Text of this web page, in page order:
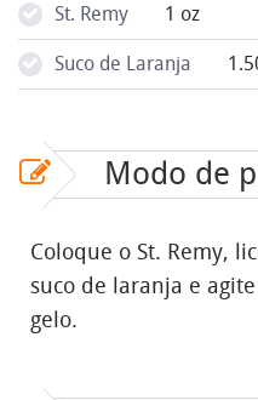
St. Remy 1 oz
Suco de Laranja
Modo de
Coloque o St. Remy,
suco de laranja e
gelo.